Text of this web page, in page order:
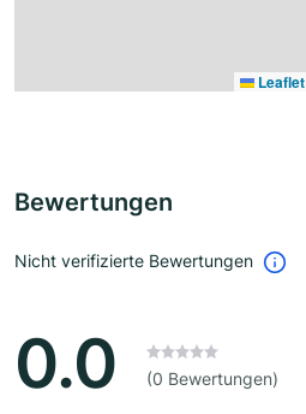
Leaflet
Bewertungen
Nicht verifizierte Bewertungen
0.0 (0 Bewertungen)